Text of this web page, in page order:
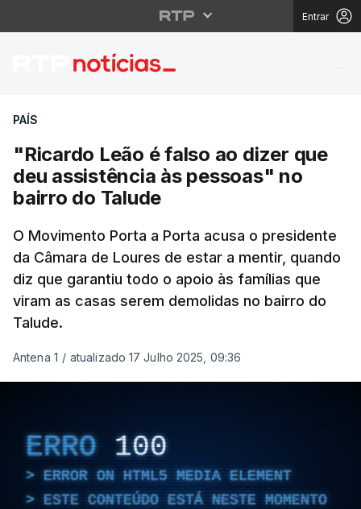
Entrar
"Ricardo Leão é falso
PAÍS
"Ricardo Leão é falso ao dizer que
deu assistência às pessoas" no
bairro do Talude
O Movimento Porta a Porta acusa o presidente
da Câmara de Loures de estar a mentir, quando
diz que garantiu todo o apoio às famílias que
viram as casas serem demolidas no bairro do
Talude.
Antena 1 / atualizado 17 Julho 2025, 09:36
ERRO 100
ERROR ON HTML5 MEDIA ELEMENT
ESTE CONTEÚDO ESTÁ NESTE MOMENTO